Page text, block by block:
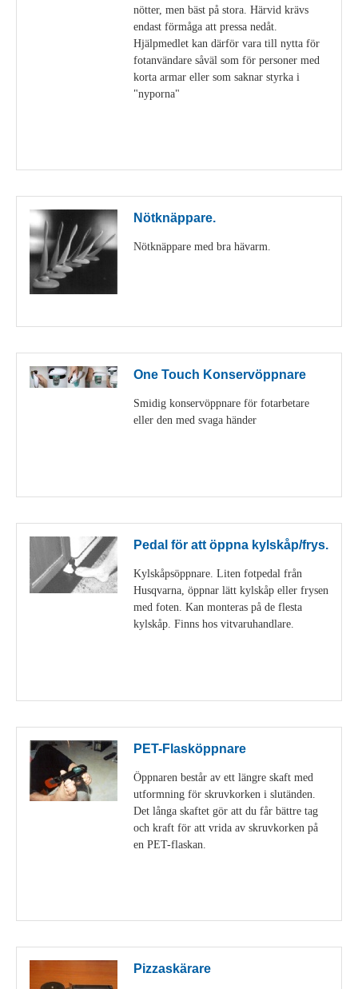
nötter, men bäst på stora. Härvid krävs
endast förmåga att pressa nedåt.
Hjälpmedlet kan därför vara till nytta för
fotanvändare såväl som för personer med
korta armar eller som saknar styrka i
"nyporna"
Nötknäppare.
Nötknäppare med bra hävarm.
One Touch Konservöppnare
Smidig konservöppnare för fotarbetare
eller den med svaga händer
Pedal för att öppna kylskåp/frys.
Kylskåpsöppnare. Liten fotpedal från
Husqvarna, öppnar lätt kylskåp eller frysen
med foten. Kan monteras på de flesta
kylskåp. Finns hos vitvaruhandlare.
PET-Flasköppnare
Öppnaren består av ett längre skaft med
utformning för skruvkorken i slutänden.
Det långa skaftet gör att du får bättre tag
och kraft för att vrida av skruvkorken på
en PET-flaskan.
Pizzaskärare